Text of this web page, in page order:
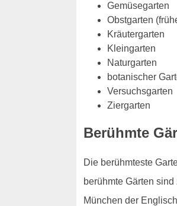
Gemüsegarten
Obstgarten
Kräutergarten
Kleingarten
Naturgarten
botanischer
Versuchsgarten
Ziergarten
Berühmte
Die berühmteste
berühmte Gärten
München der